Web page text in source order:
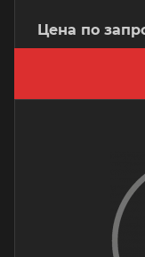
Цена по